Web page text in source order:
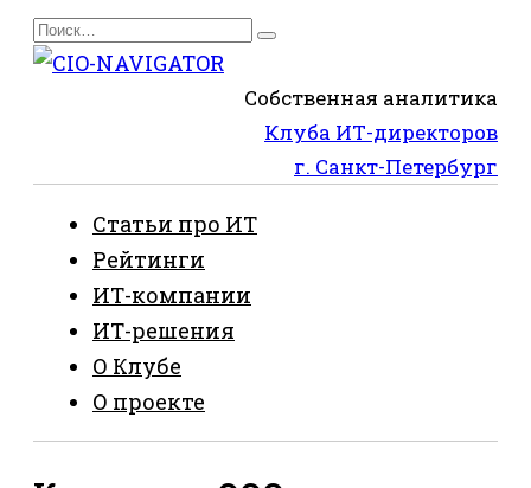
Перейти
к
Search
for:
Собственная аналитика
Клуба ИТ-директоров
г. Санкт-Петербург
Статьи про ИТ
Рейтинги
ИТ-компании
ИТ-решения
О Клубе
О проекте